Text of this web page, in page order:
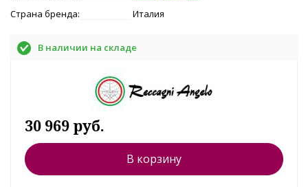
Страна бренда:
Италия
В наличии на складе
30 969 руб.
В корзину